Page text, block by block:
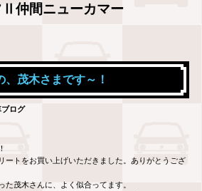
Ⅱ仲間ニューカマー
、茂木さまです～！
ブログ
ートをお買い上げいただきました。ありがとうござ
た茂木さんに、よく似合ってます。